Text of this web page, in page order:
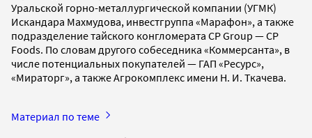
Уральской горно-металлургической компании (УГМК)
Искандара Махмудова, инвестгруппа «Марафон», а также
подразделение тайского конгломерата CP Group — CP
Foods. По словам другого собеседника «Коммерсанта», в
числе потенциальных покупателей — ГАП «Ресурс»,
«Мираторг», а также Агрокомплекс имени Н. И. Ткачева.
Материал по теме